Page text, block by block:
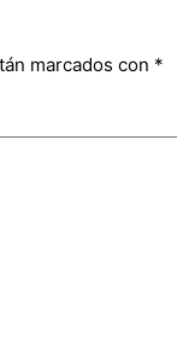
marcados con *